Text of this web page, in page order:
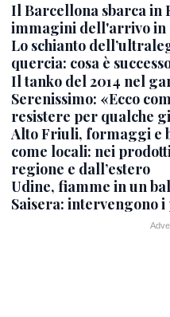
Il Barcellona sbarca in
immagini dell'arrivo in
Lo schianto
quercia: cosa è
Il tanko del 2014 nel
Serenissimo: «Ecco
resistere per qualche
Alto Friuli, formaggi e
come locali: nei
regione e dall’estero
Udine, fiamme in un
Saisera: intervengono